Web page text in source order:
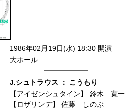
1986年02月19日(水) 18:30 開演
大ホール
J.シュトラウス ： こうもり
【アイゼンシュタイン】鈴木 寛一
【ロザリンデ】佐藤 しのぶ